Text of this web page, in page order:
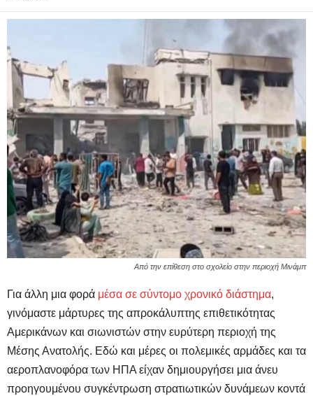
Από την επίθεση στο σχολείο στην περιοχή Μινάμπ
Για άλλη μια φορά μέσα σε σύντομο χρονικό διάστημα,
γινόμαστε μάρτυρες της απροκάλυπτης επιθετικότητας
Αμερικάνων και σιωνιστών στην ευρύτερη περιοχή της
Μέσης Ανατολής. Εδώ και μέρες οι πολεμικές αρμάδες και τα
αεροπλανοφόρα των ΗΠΑ είχαν δημιουργήσει μια άνευ
προηγουμένου συγκέντρωση στρατιωτικών δυνάμεων κοντά